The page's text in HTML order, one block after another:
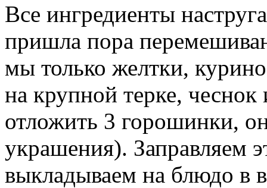
Все ингредиенты
пришла пора
мы только желтки,
на крупной терке, чеснок
отложить 3 горошинки,
украшения). Заправляем
выкладываем на блюдо в